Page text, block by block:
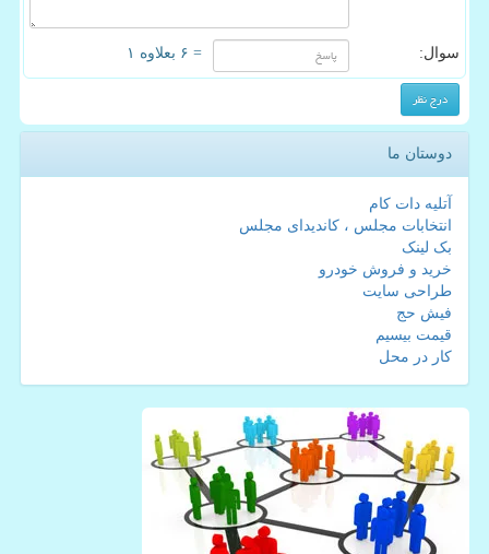
سوال: = ۶ بعلاوه ۱
دوستان ما
آتلیه دات کام
انتخابات مجلس ، کاندیدای مجلس
بک لینک
خرید و فروش خودرو
طراحی سایت
فیش حج
قیمت بیسیم
کار در محل